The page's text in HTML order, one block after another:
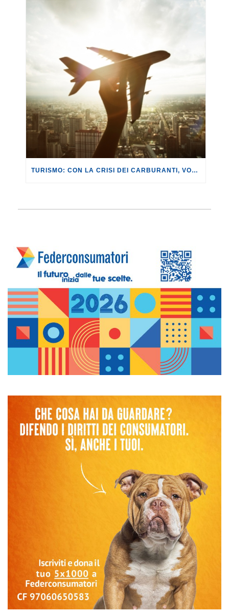
TURISMO: CON LA CRISI DEI CARBURANTI, VOLI A RISCHIO CANCELLAZIONE O RINCARO.